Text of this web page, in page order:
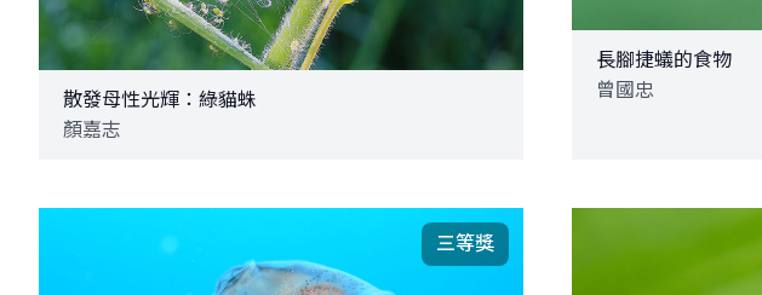
散發母性光輝：綠貓蛛
顏嘉志
長腳捷蟻的食物
曾國忠
三等獎